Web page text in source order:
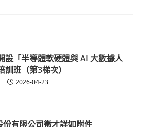
設「半導體軟硬體與 AI 大數據人
訓班（第3梯次）
2026-04-23
份有限公司徵才詳如附件